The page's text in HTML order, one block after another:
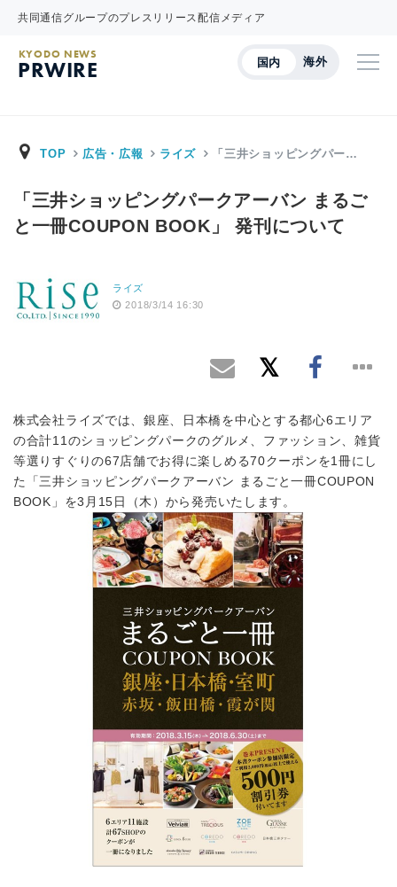
共同通信グループのプレスリリース配信メディア
国内 海外
KYODO NEWS
PRWIRE
TOP 広告・広報 ライズ 「三井ショッピングパー…
「三井ショッピングパークアーバン まるご
と一冊COUPON BOOK」 発刊について
ライズ
2018/3/14 16:30
株式会社ライズでは、銀座、日本橋を中心とする都心6エリア
の合計11のショッピングパークのグルメ、ファッション、雑貨
等選りすぐりの67店舗でお得に楽しめる70クーポンを1冊にし
た「三井ショッピングパークアーバン まるごと一冊COUPON
BOOK」を3月15日（木）から発売いたします。